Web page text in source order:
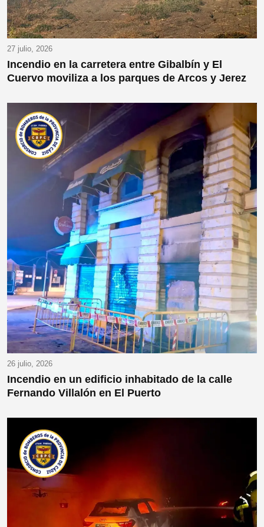
27 julio, 2026
Incendio en la carretera entre Gibalbín y El
Cuervo moviliza a los parques de Arcos y Jerez
26 julio, 2026
Incendio en un edificio inhabitado de la calle
Fernando Villalón en El Puerto